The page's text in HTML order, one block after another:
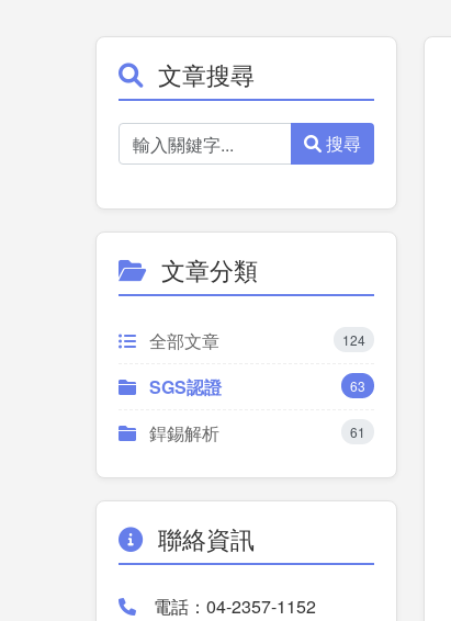
文章搜尋
搜尋
文章分類
全部文章 124
SGS認證 63
銲錫解析 61
聯絡資訊
電話：04-2357-1152